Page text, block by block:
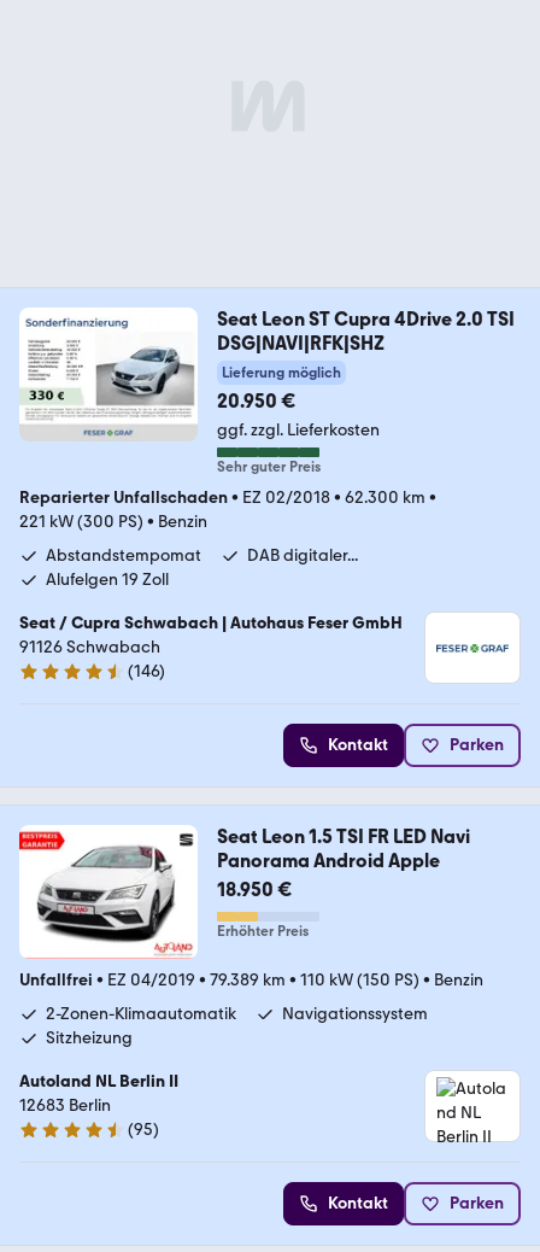
Seat Leon ST Cupra 4Drive 2.0 TSI
DSG|NAVI|RFK|SHZ
Lieferung möglich
20.950 €
ggf. zzgl. Lieferkosten
Sehr guter Preis
Reparierter Unfallschaden• EZ 02/2018• 62.300 km •
221 kW (300 PS) • Benzin
Abstandstempomat
DAB digitaler...
Alufelgen 19 Zoll
Seat / Cupra Schwabach | Autohaus Feser GmbH
91126 Schwabach
4.7 Sterne
(146)
Kontakt Parken
Seat Leon 1.5 TSI FR LED Navi
Panorama Android Apple
18.950 €
Erhöhter Preis
Unfallfrei • EZ 04/2019 • 79.389 km • 110 kW (150 PS) • Benzin
2-Zonen-Klimaautomatik
Navigationssystem
Sitzheizung
Autoland NL Berlin II
12683 Berlin
4.7 Sterne
(95)
Kontakt Parken